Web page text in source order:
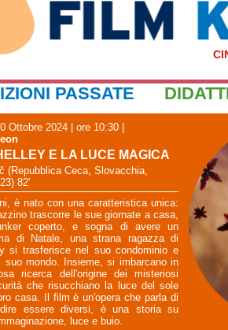
PASSATE
Ottobre 2024 | ore 10:30
E LA LUCE MAGICA
(Repubblica Ceca, Slovacchia,
82'
è nato con una caratteristica unica:
trascorre le sue giornate a casa,
coperto, e sogna di avere un
di Natale, una strana ragazza di
si trasferisce nel suo condominio e
suo mondo. Insieme, si imbarcano in
ricerca dell'origine dei misteriosi
che risucchiano la luce del sole
casa. Il film è un'opera che parla di
essere diversi, è una storia su
luce e buio.